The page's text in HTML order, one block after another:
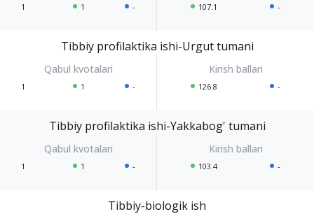
1 1 - 107.1 -
Tibbiy profilaktika ishi-Urgut tumani
1 1 - 126.8 -
Tibbiy profilaktika ishi-Yakkabog' tumani
1 1 - 103.4 -
Tibbiy-biologik ish